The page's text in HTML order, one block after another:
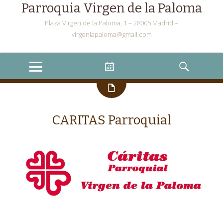
Parroquia Virgen de la Paloma
Plaza Virgen de la Paloma, 1 – 28005 Madrid –
virgenlapaloma@gmail.com
Menu
Widgets
Search
CARITAS Parroquial